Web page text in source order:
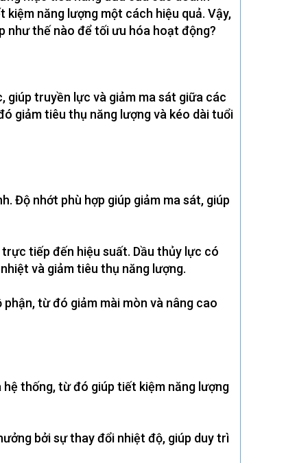
năng lượng một cách hiệu quả. Vậy,
như thế nào để tối ưu hóa hoạt động?
giúp truyền lực và giảm ma sát giữa các
giảm tiêu thụ năng lượng và kéo dài tuổi
Độ nhớt phù hợp giúp giảm ma sát, giúp
tiếp đến hiệu suất. Dầu thủy lực có
và giảm tiêu thụ năng lượng.
từ đó giảm mài mòn và nâng cao
thống, từ đó giúp tiết kiệm năng lượng
bởi sự thay đổi nhiệt độ, giúp duy trì